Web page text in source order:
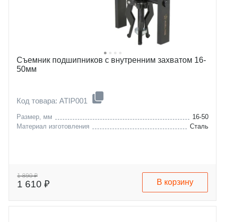
Съемник подшипников с внутренним захватом 16-
50мм
Код товара: ATIP001
Размер, мм
16-50
Материал изготовления
Сталь
1 890 ₽
1 610 ₽ В корзину